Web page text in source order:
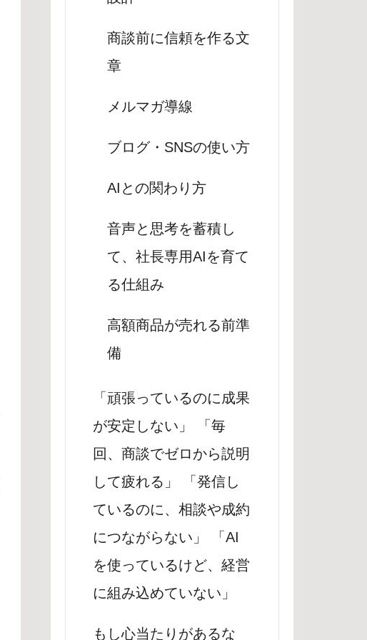
商談前に信頼を作る文
章
メルマガ導線
ブログ・SNSの使い方
AIとの関わり方
音声と思考を蓄積し
て、社長専用AIを育て
る仕組み
高額商品が売れる前準
備
「頑張っているのに成果
が安定しない」 「毎
回、商談でゼロから説明
して疲れる」 「発信し
ているのに、相談や成約
につながらない」 「AI
を使っているけど、経営
に組み込めていない」
もし心当たりがあるな